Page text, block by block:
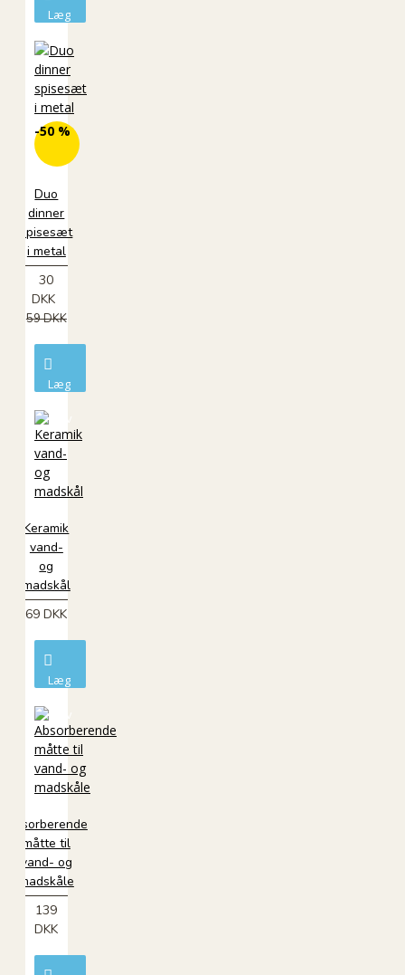
Læg
kurv
-50 %
Duo
dinner
spisesæt
i metal
30
DKK
59 DKK
Læg
kurv
Keramik
vand-
og
madskål
69 DKK
Læg
kurv
Absorberende
måtte til
vand- og
madskåle
139
DKK